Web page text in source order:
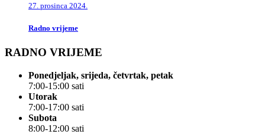
27. prosinca 2024.
Radno vrijeme
RADNO VRIJEME
Ponedjeljak, srijeda, četvrtak, petak
7:00-15:00 sati
Utorak
7:00-17:00 sati
Subota
8:00-12:00 sati